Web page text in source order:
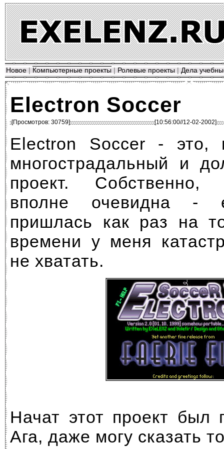
Новое | Компьютерные проекты | Ролевые проекты | Дела
Electron Soccer
[Просмотров: 30759] [10:56:00//12-02-2002]
Electron Soccer - это,
многострадальный и
проект. Собственно,
вполне очевидна -
пришлась как раз на
времени у меня
не хватать.
Начат этот проект был
Ага, даже могу сказать